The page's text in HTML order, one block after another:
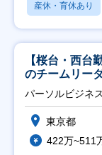
産休・育休あり
【桜台・西台
のチームリー
パーソルビジネ
東京都
422万~511